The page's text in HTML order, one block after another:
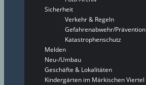
Sicherheit
Verkehr & Regeln
Gefahrenabwehr/Prävention
Katastrophenschutz
Melden
Neu-/Umbau
Geschäfte & Lokalitäten
Kindergärten im Märkischen Viertel